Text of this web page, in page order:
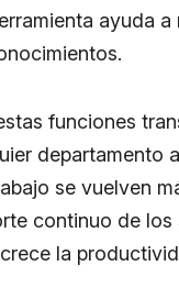
ayuda
funciones
departamento
se vuelven
continuo de los
la